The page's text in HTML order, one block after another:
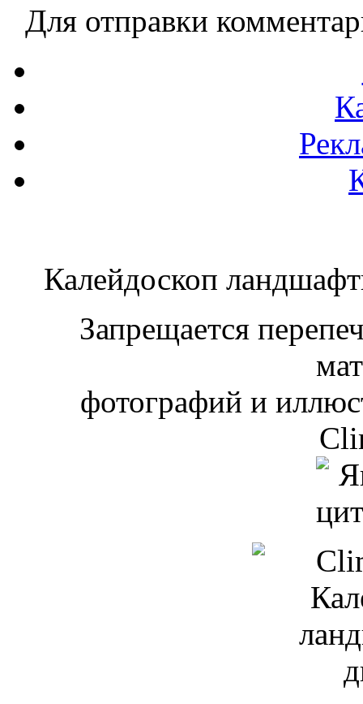
Для отправки
Калейдоскоп
Запрещается
фотографий и